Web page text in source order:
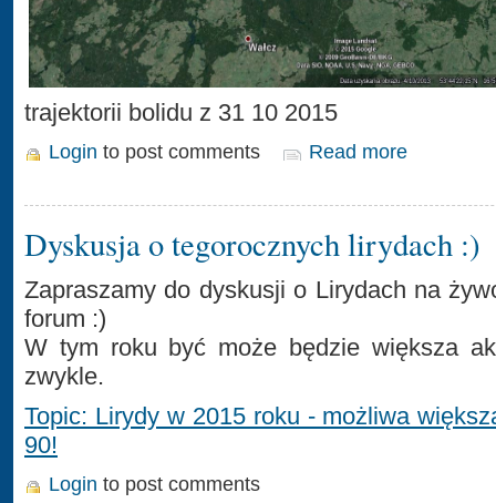
trajektorii bolidu z 31 10 2015
Login to post comments Read more
Dyskusja o tegorocznych lirydach :)
Zapraszamy do dyskusji o Lirydach na
forum :)
W tym roku być może będzie większa
zwykle.
Topic: Lirydy w 2015 roku - możliwa
90!
Login to post comments